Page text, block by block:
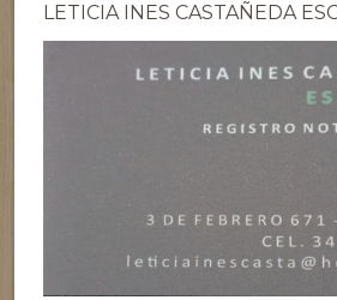
LETICIA INES CASTAÑEDA